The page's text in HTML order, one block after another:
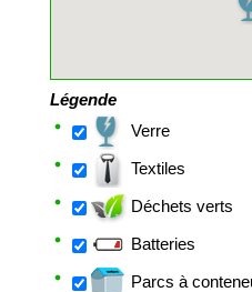
Légende
Verre
Textiles
Déchets verts
Batteries
Parcs à